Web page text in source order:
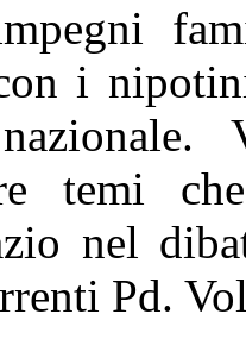
i
temi
nel
Pd.